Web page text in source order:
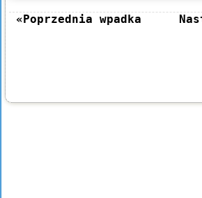
«Poprzednia wpadka